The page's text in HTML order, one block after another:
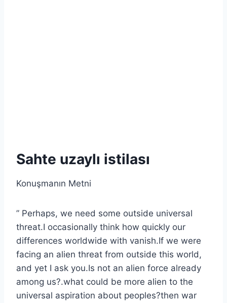
Sahte uzaylı istilası
Konuşmanın Metni
” Perhaps, we need some outside universal
threat.I occasionally think how quickly our
differences worldwide with vanish.If we were
facing an alien threat from outside this world,
and yet I ask you.Is not an alien force already
among us?.what could be more alien to the
universal aspiration about peoples?then war